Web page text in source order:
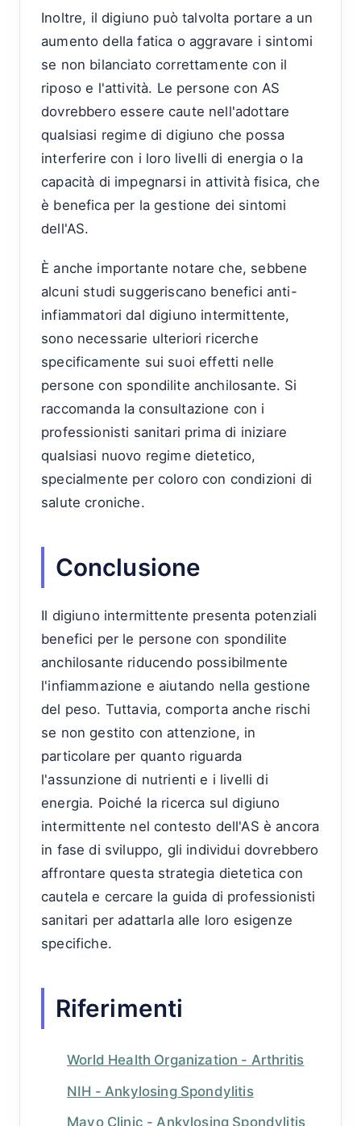
Inoltre, il digiuno può talvolta portare a un
aumento della fatica o aggravare i sintomi
se non bilanciato correttamente con il
riposo e l'attività. Le persone con AS
dovrebbero essere caute nell'adottare
qualsiasi regime di digiuno che possa
interferire con i loro livelli di energia o la
capacità di impegnarsi in attività fisica, che
è benefica per la gestione dei sintomi
dell'AS.
È anche importante notare che, sebbene
alcuni studi suggeriscano benefici anti-
infiammatori dal digiuno intermittente,
sono necessarie ulteriori ricerche
specificamente sui suoi effetti nelle
persone con spondilite anchilosante. Si
raccomanda la consultazione con i
professionisti sanitari prima di iniziare
qualsiasi nuovo regime dietetico,
specialmente per coloro con condizioni di
salute croniche.
Conclusione
Il digiuno intermittente presenta potenziali
benefici per le persone con spondilite
anchilosante riducendo possibilmente
l'infiammazione e aiutando nella gestione
del peso. Tuttavia, comporta anche rischi
se non gestito con attenzione, in
particolare per quanto riguarda
l'assunzione di nutrienti e i livelli di
energia. Poiché la ricerca sul digiuno
intermittente nel contesto dell'AS è ancora
in fase di sviluppo, gli individui dovrebbero
affrontare questa strategia dietetica con
cautela e cercare la guida di professionisti
sanitari per adattarla alle loro esigenze
specifiche.
Riferimenti
World Health Organization - Arthritis
NIH - Ankylosing Spondylitis
Mayo Clinic - Ankylosing Spondylitis